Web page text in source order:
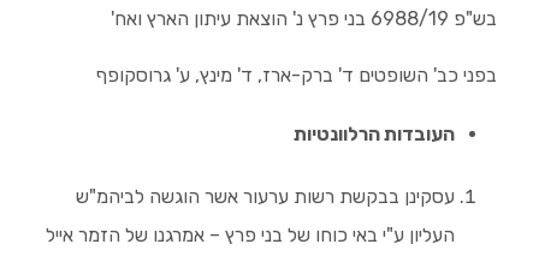
בש"פ 6988/19 בני פרץ נ' הוצאת עיתון הארץ ואח'
בפני כב' השופטים ד' ברק-ארז, ד' מינץ, ע' גרוסקופף
העובדות הרלוונטיות
עסקינן בבקשת רשות ערעור אשר הוגשה לביהמ"ש
העליון ע"י באי כוחו של בני פרץ – אמרגנו של הזמר אייל